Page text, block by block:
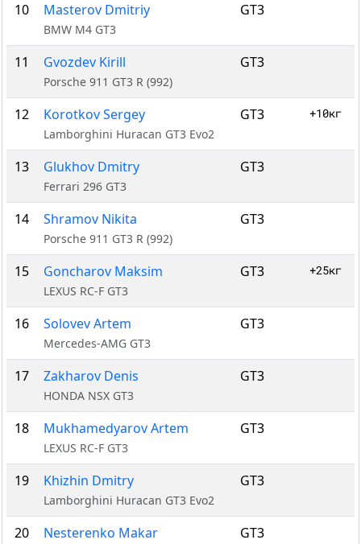
10 Masterov Dmitriy
BMW M4 GT3
GT3
11 Gvozdev Kirill
Porsche 911 GT3 R (992)
GT3
12 Korotkov Sergey
Lamborghini Huracan GT3 Evo2
GT3 +10кг
13 Glukhov Dmitry
Ferrari 296 GT3
GT3
14 Shramov Nikita
Porsche 911 GT3 R (992)
GT3
15 Goncharov Maksim
LEXUS RC-F GT3
GT3 +25кг
16 Solovev Artem
Mercedes-AMG GT3
GT3
17 Zakharov Denis
HONDA NSX GT3
GT3
18 Mukhamedyarov Artem
LEXUS RC-F GT3
GT3
19 Khizhin Dmitry
Lamborghini Huracan GT3 Evo2
GT3
20 Nesterenko Makar GT3